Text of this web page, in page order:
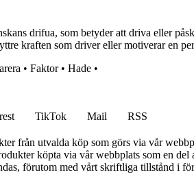
drifua, som betyder att driva eller
kraften som driver eller motiverar en
• Faktor• Hade •
TikTok Mail
RSS
från utvalda köp som görs via vår
köpta via vår webbplats som en
förutom med vårt skriftliga tillstånd i